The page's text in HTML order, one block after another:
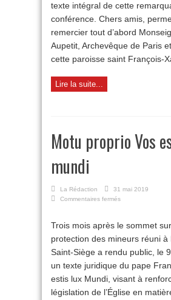
texte intégral de cette
conférence. Chers amis,
remercier tout d’abord
Aupetit, Archevêque de Paris
cette paroisse saint François-
Lire la suite...
Motu proprio Vos
mundi
La Rédaction
31 mai 2019
Commentaires fermés
Vos
estis
mundi
Trois mois après le sommet
protection des mineurs réuni à
Saint-Siège a rendu public, le
un texte juridique du pape
estis lux Mundi, visant à
législation de l’Église en